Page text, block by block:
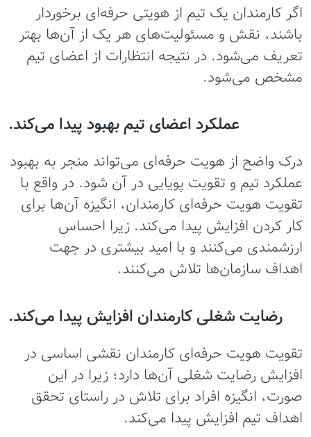
اگر کارمندان یک تیم از هویتی حرفه‌ای برخوردار
باشند، نقش و مسئولیت‌های هر یک از آن‌ها بهتر
تعریف می‌شود. در نتیجه انتظارات از اعضای تیم
مشخص می‌شود.
عملکرد اعضای تیم بهبود پیدا می‌کند.
درک واضح از هویت حرفه‌ای می‌تواند منجر به بهبود
عملکرد تیم و تقویت پویایی در آن شود. در واقع با
تقویت هویت حرفه‌ای کارمندان، انگیزه آن‌ها برای
کار کردن افزایش پیدا می‌کند. زیرا احساس
ارزشمندی می‌کنند و با امید بیشتری در جهت
اهداف سازمان‌ها تلاش می‌کنند.
رضایت شغلی کارمندان افزایش پیدا می‌کند.
تقویت هویت حرفه‌ای کارمندان نقشی اساسی در
افزایش رضایت شغلی آن‌ها دارد؛ زیرا در این
صورت، انگیزه افراد برای تلاش در راستای تحقق
اهداف تیم افزایش پیدا می‌کند.